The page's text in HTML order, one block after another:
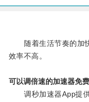
随着生活节奏的加快
效率不高。
可以调倍速的加速器免费
调秒加速器App提供